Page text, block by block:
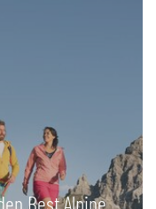
Best Alpine